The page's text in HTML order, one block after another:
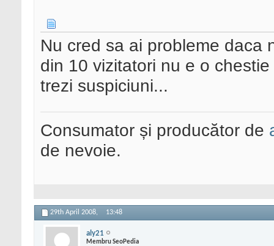
Nu cred sa ai probleme daca
din 10 vizitatori nu e o
trezi suspiciuni...
Consumator și producător de
de nevoie.
29th April 2008, 13:48
aly21
Membru SeoPedia